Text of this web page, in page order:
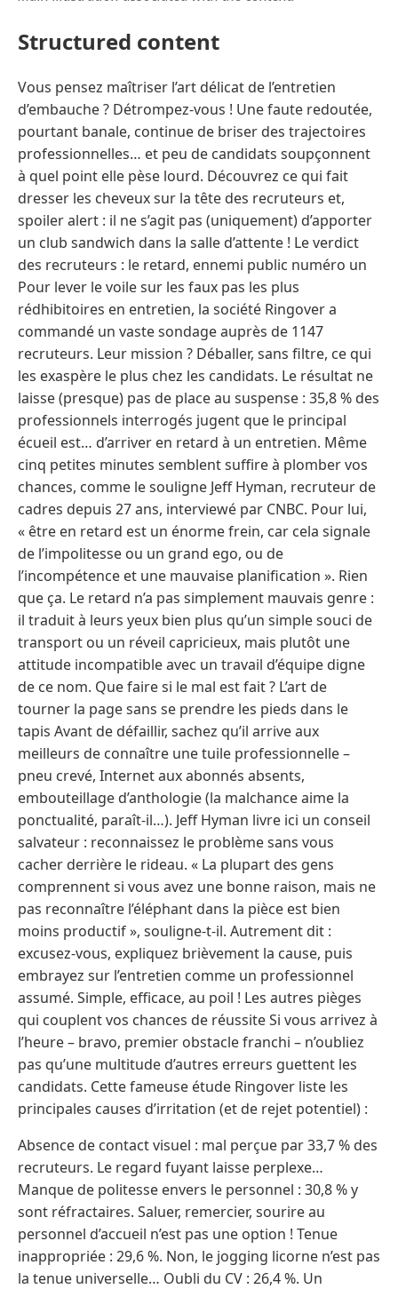
Structured content
Vous pensez maîtriser l’art délicat de l’entretien
d’embauche ? Détrompez-vous ! Une faute redoutée,
pourtant banale, continue de briser des trajectoires
professionnelles… et peu de candidats soupçonnent
à quel point elle pèse lourd. Découvrez ce qui fait
dresser les cheveux sur la tête des recruteurs et,
spoiler alert : il ne s’agit pas (uniquement) d’apporter
un club sandwich dans la salle d’attente ! Le verdict
des recruteurs : le retard, ennemi public numéro un
Pour lever le voile sur les faux pas les plus
rédhibitoires en entretien, la société Ringover a
commandé un vaste sondage auprès de 1147
recruteurs. Leur mission ? Déballer, sans filtre, ce qui
les exaspère le plus chez les candidats. Le résultat ne
laisse (presque) pas de place au suspense : 35,8 % des
professionnels interrogés jugent que le principal
écueil est… d’arriver en retard à un entretien. Même
cinq petites minutes semblent suffire à plomber vos
chances, comme le souligne Jeff Hyman, recruteur de
cadres depuis 27 ans, interviewé par CNBC. Pour lui,
« être en retard est un énorme frein, car cela signale
de l’impolitesse ou un grand ego, ou de
l’incompétence et une mauvaise planification ». Rien
que ça. Le retard n’a pas simplement mauvais genre :
il traduit à leurs yeux bien plus qu’un simple souci de
transport ou un réveil capricieux, mais plutôt une
attitude incompatible avec un travail d’équipe digne
de ce nom. Que faire si le mal est fait ? L’art de
tourner la page sans se prendre les pieds dans le
tapis Avant de défaillir, sachez qu’il arrive aux
meilleurs de connaître une tuile professionnelle –
pneu crevé, Internet aux abonnés absents,
embouteillage d’anthologie (la malchance aime la
ponctualité, paraît-il…). Jeff Hyman livre ici un conseil
salvateur : reconnaissez le problème sans vous
cacher derrière le rideau. « La plupart des gens
comprennent si vous avez une bonne raison, mais ne
pas reconnaître l’éléphant dans la pièce est bien
moins productif », souligne-t-il. Autrement dit :
excusez-vous, expliquez brièvement la cause, puis
embrayez sur l’entretien comme un professionnel
assumé. Simple, efficace, au poil ! Les autres pièges
qui couplent vos chances de réussite Si vous arrivez à
l’heure – bravo, premier obstacle franchi – n’oubliez
pas qu’une multitude d’autres erreurs guettent les
candidats. Cette fameuse étude Ringover liste les
principales causes d’irritation (et de rejet potentiel) :
Absence de contact visuel : mal perçue par 33,7 % des
recruteurs. Le regard fuyant laisse perplexe…
Manque de politesse envers le personnel : 30,8 % y
sont réfractaires. Saluer, remercier, sourire au
personnel d’accueil n’est pas une option ! Tenue
inappropriée : 29,6 %. Non, le jogging licorne n’est pas
la tenue universelle… Oubli du CV : 26,4 %. Un